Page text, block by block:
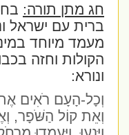
חג מתן תורה:בחג
ברית עם ישראל
מעמד מיוחד
הקולות וחזה
ונורא:
וְכָל-הָעָם רֹאִים
וְאֵת קוֹל הַשֹּׁפָר,